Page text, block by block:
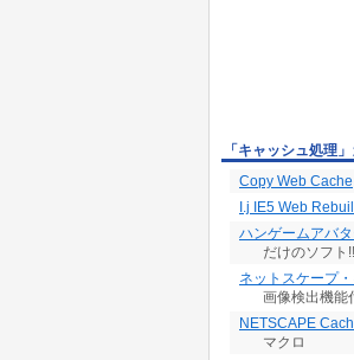
「キャッシュ処理
Copy Web Cache
I.j IE5 Web
ハンゲームアバ
だけのソフト!!
ネットスケープ
画像検出機能
NETSCAPE
マクロ